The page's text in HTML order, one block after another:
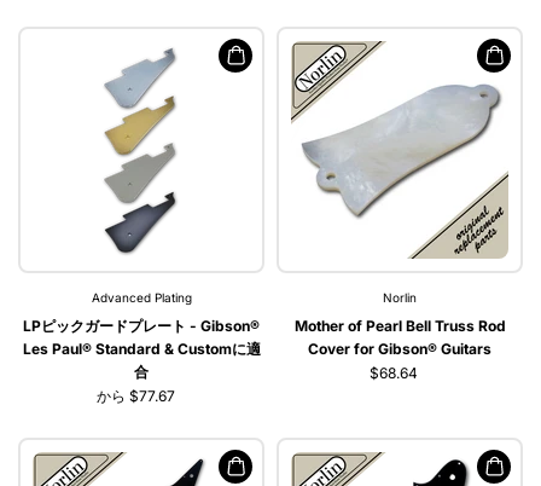
Advanced Plating
LPピックガードプレート - Gibson®
Les Paul® Standard & Customに適
合
から $77.67
Norlin
Mother of Pearl Bell Truss Rod
Cover for Gibson® Guitars
$68.64